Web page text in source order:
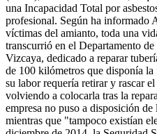
una Incapacidad Total por
profesional. Según ha
víctimas del amianto, toda una
transcurrió en el Departamento
Vizcaya, dedicado a reparar
de 100 kilómetros que disponía
su labor requería retirar y rascar
volviendo a colocarla tras la
empresa no puso a disposición
mientras que "tampoco existían